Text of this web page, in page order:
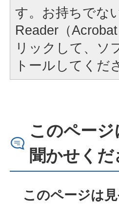
す。お持ちでな
Reader（
リックして、ソ
トールしてくだ
このペー
聞かせくだ
このページは